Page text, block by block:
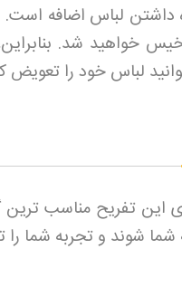
داشتن لباس اضافه
خیس خواهید شد.
لباس خود را تعویض
این تفریح مناسب
شما شوند و تجربه شما را